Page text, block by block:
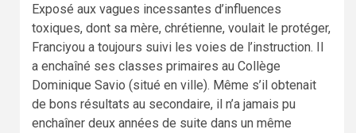
Exposé aux vagues incessantes d’influences
toxiques, dont sa mère, chrétienne, voulait le protéger,
Franciyou a toujours suivi les voies de l’instruction. Il
a enchaîné ses classes primaires au Collège
Dominique Savio (situé en ville). Même s’il obtenait
de bons résultats au secondaire, il n’a jamais pu
enchaîner deux années de suite dans un même